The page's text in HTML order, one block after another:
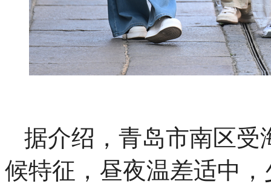
据介绍，青岛市南区受
候特征，昼夜温差适中